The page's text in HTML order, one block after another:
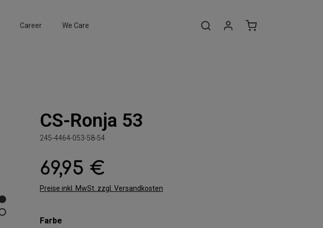
Career We Care
CS-Ronja 53
245-4464-053-58-54
Regulärer Preis:
69,95 €
Preise inkl. MwSt. zzgl. Versandkosten
Farbe